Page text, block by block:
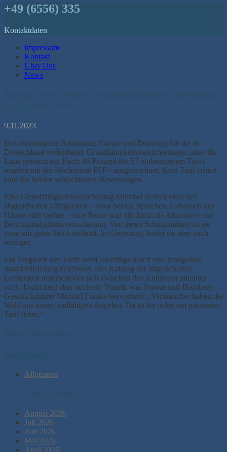
+49 (6556) 335
Kontaktdaten
Impressum
Kontakt
Über Uns
News
9.11.2023
Das renommierte Ratinghaus Franke und Bornberg hat die in
Deutschland verfügbaren Grundfähigkeitsversicherungen unter die
Lupe genommen. Fazit: 46 Prozent der 57 einbezogenen Tarife
wurden mit der Höchstnote FFF+ ausgezeichnet. Kein Tarif erhielt
eine der beiden schlechtesten Bewertungen.
Eine Grundfähigkeitsversicherung zahlt bei Verlust einer der
abgesicherten Fähigkeiten – etwa Sehen, Sprechen, Gebrauch der
Hände oder Gehen – eine Rente und gilt damit als Alternative zur
Berufsunfähigkeitsversicherung. Von deren Schutzumfang ist sie
zwar ein gutes Stück entfernt, im Gegenzug kostet sie aber auch
weniger.
Ein Vergleich der Tarife wird allerdings durch eine mangelnde
Standardisierung erschwert. Der Katalog der abgesicherten
Leistungen unterscheidet sich zwischen den Anbietern mitunter
stark. Darin liegt aber auch ein Vorteil, wie Franke-und-Bornberg-
Geschäftsführer Michael Franke hervorhebt: „Verbraucher haben die
Wahl aus einem vielfältigen Angebot. Da ist für jeden ein passender
Tarif dabei.“
Allgemein
August 2026
Juli 2026
Juni 2026
Mai 2026
April 2026